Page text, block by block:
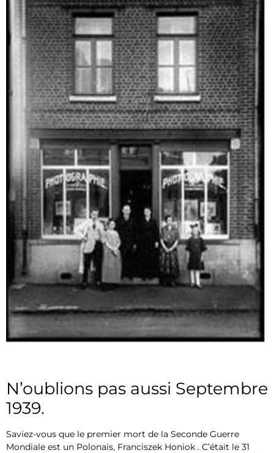
N’oublions pas aussi Septembre
1939.
Saviez-vous que le premier mort de la Seconde Guerre
Mondiale est un Polonais, Franciszek Honiok . C’était le 31